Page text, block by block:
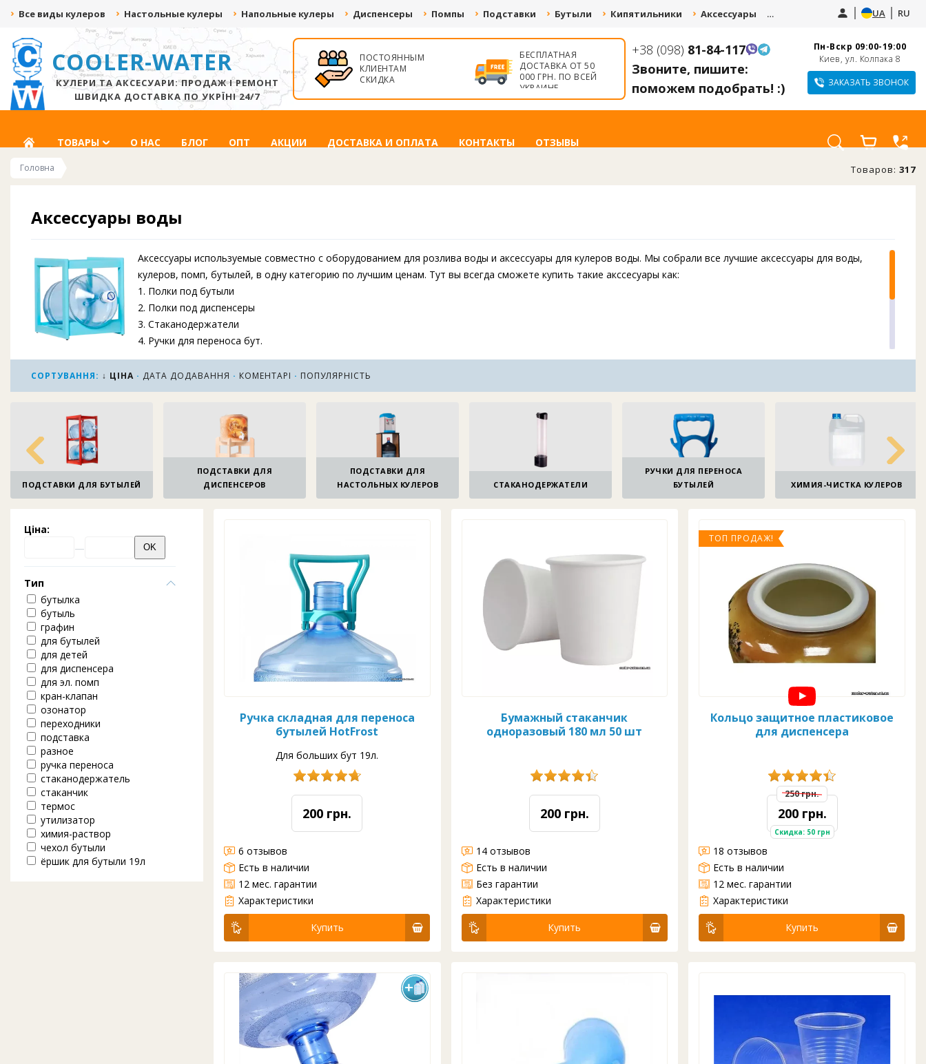
UA RU
Все виды кулеров Настольные кулеры Напольные кулеры Диспенсеры Помпы Подставки Бутыли Кипятильники Аксессуары Услуги
+38 (098) 81-84-117
Звоните, пишите:
поможем подобрать! :)
Пн-Вскр 09:00-19:00
Киев, ул. Колпака 8
ЗАКАЗАТЬ ЗВОНОК
COOLER-WATER
КУЛЕРИ ТА АКСЕСУАРИ: ПРОДАЖ І РЕМОНТ
ШВИДКА ДОСТАВКА ПО УКРЇНІ 24/7
ДАРИМ ДО 500 ГРН
ЗА ВИДЕО С
РАСПАКОВКОЙ!
СКИДКА ДО -20%
ЗА ПОДПИСКУ НА
СОЦ.СЕТИ
ПОСТОЯННЫМ
КЛИЕНТАМ
СКИДКА
БЕСПЛАТНАЯ
ДОСТАВКА ОТ 50
000 ГРН. ПО ВСЕЙ
УКРАИНЕ
КУПИТЕ КУЛЕР И
ПОЛУЧИТЕ СКИДКУ
СДАЙ СТАРЫЙ
КУЛЕР И ПОЛУЧИ
СКИДКУ 10-20% НА
НОВЫЙ
ГЛАВНАЯТОВАРЫ О НАС БЛОГ ОПТ АКЦИИ ДОСТАВКА И ОПЛАТА КОНТАКТЫ ОТЗЫВЫ
Товаров: 317
Головна
Аксессуары воды
Аксессуары используемые совместно с оборудованием для розлива воды и аксессуары для кулеров воды. Мы собрали все лучшие аксессуары для воды,
кулеров, помп, бутылей, в одну категорию по лучшим ценам. Тут вы всегда сможете купить такие акссесуары как:
1. Полки под бутыли
2. Полки под диспенсеры
3. Стаканодержатели
4. Ручки для переноса бут.
5. Дезинфекция кулеров
6. Бутыля для воды
7. Наклонные подставки
9. Чехлы для бутылей
10. Химия для чистки и промывки кулеров
СОРТУВАННЯ: ↓ ЦІНА · ДАТА ДОДАВАННЯ · КОМЕНТАРІ · ПОПУЛЯРНІСТЬ
ПОДСТАВКИ ДЛЯ БУТЫЛЕЙ
ПОДСТАВКИ ДЛЯ
ДИСПЕНСЕРОВ
ПОДСТАВКИ ДЛЯ
НАСТОЛЬНЫХ КУЛЕРОВ
СТАКАНОДЕРЖАТЕЛИ
РУЧКИ ДЛЯ ПЕРЕНОСА
БУТЫЛЕЙ
ХИМИЯ-ЧИСТКА КУЛЕРОВ
Ціна:
Тип
бутылка
бутыль
графин
для бутылей
для детей
для диспенсера
для эл. помп
кран-клапан
озонатор
переходники
подставка
разное
ручка переноса
стаканодержатель
стаканчик
термос
утилизатор
химия-раствор
чехол бутыли
ёршик для бутыли 19л
Ручка складная для переноса
бутылей HotFrost
Для больших бут 19л.
200 грн.
6 отзывов
Есть в наличии
12 мес. гарантии
Пластиковая ручка-трансформер для переноса 19 л бутылей. Особенностью ручки является её трансформация, как под перенос бутыли одним человеком, так и транформация под перенос бутыли с водой в паре с другим человеком, что при использовании "классиче...
Характеристики
Купить
Бумажный стаканчик
одноразовый 180 мл 50 шт
200 грн.
14 отзывов
Есть в наличии
Без гарантии
Картонные стаканы для горячих напитков. Стакан произведен из высоко качественного целлюлозного финского картона компании Характеристика: Стакан: 180 мл Наличие на складе: есть всегда Упаковка: 50 шт в упаковке Дизайн: стандартный Полный объём: 200 мл Л...
Характеристики
Купить
ТОП ПРОДАЖ!
Кольцо защитное пластиковое
для диспенсера
250 грн.
200 грн.
Скидка: 50 грн
18 отзывов
Есть в наличии
12 мес. гарантии
Кольцо защищает диспенсер керамический от повреждений и микро-трещин
Характеристики
Купить